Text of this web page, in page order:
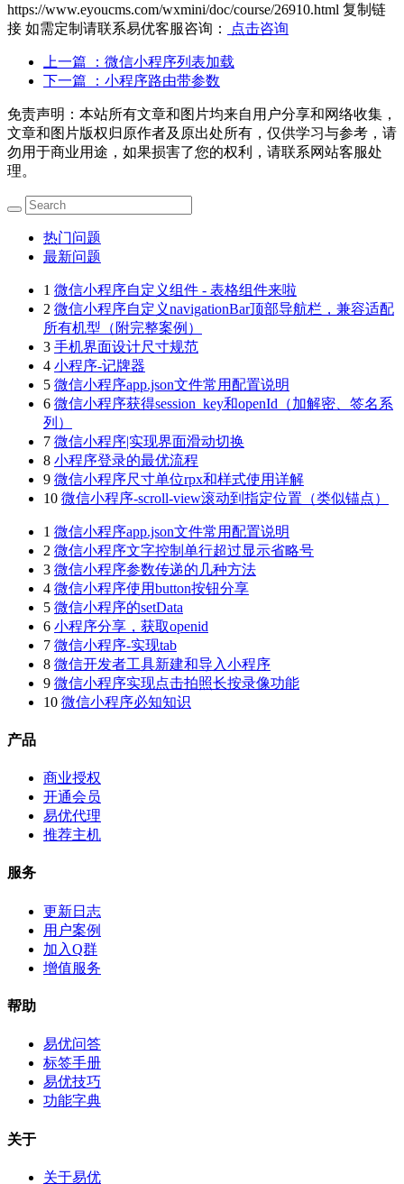
https://www.eyoucms.com/wxmini/doc/course/26910.html 复制链
接 如需定制请联系易优客服咨询： 点击咨询
上一篇
：微信小程序列表加载
下一篇
：小程序路由带参数
免责声明：本站所有文章和图片均来自用户分享和网络收集，
文章和图片版权归原作者及原出处所有，仅供学习与参考，请
勿用于商业用途，如果损害了您的权利，请联系网站客服处
理。
热门问题
最新问题
1 微信小程序自定义组件 - 表格组件来啦
2 微信小程序自定义navigationBar顶部导航栏，兼容适配
所有机型（附完整案例）
3 手机界面设计尺寸规范
4 小程序-记牌器
5 微信小程序app.json文件常用配置说明
6 微信小程序获得session_key和openId（加解密、签名系
列）
7 微信小程序|实现界面滑动切换
8 小程序登录的最优流程
9 微信小程序尺寸单位rpx和样式使用详解
10 微信小程序-scroll-view滚动到指定位置（类似锚点）
1 微信小程序app.json文件常用配置说明
2 微信小程序文字控制单行超过显示省略号
3 微信小程序参数传递的几种方法
4 微信小程序使用button按钮分享
5 微信小程序的setData
6 小程序分享，获取openid
7 微信小程序-实现tab
8 微信开发者工具新建和导入小程序
9 微信小程序实现点击拍照长按录像功能
10 微信小程序必知知识
产品
商业授权
开通会员
易优代理
推荐主机
服务
更新日志
用户案例
加入Q群
增值服务
帮助
易优问答
标签手册
易优技巧
功能字典
关于
关于易优